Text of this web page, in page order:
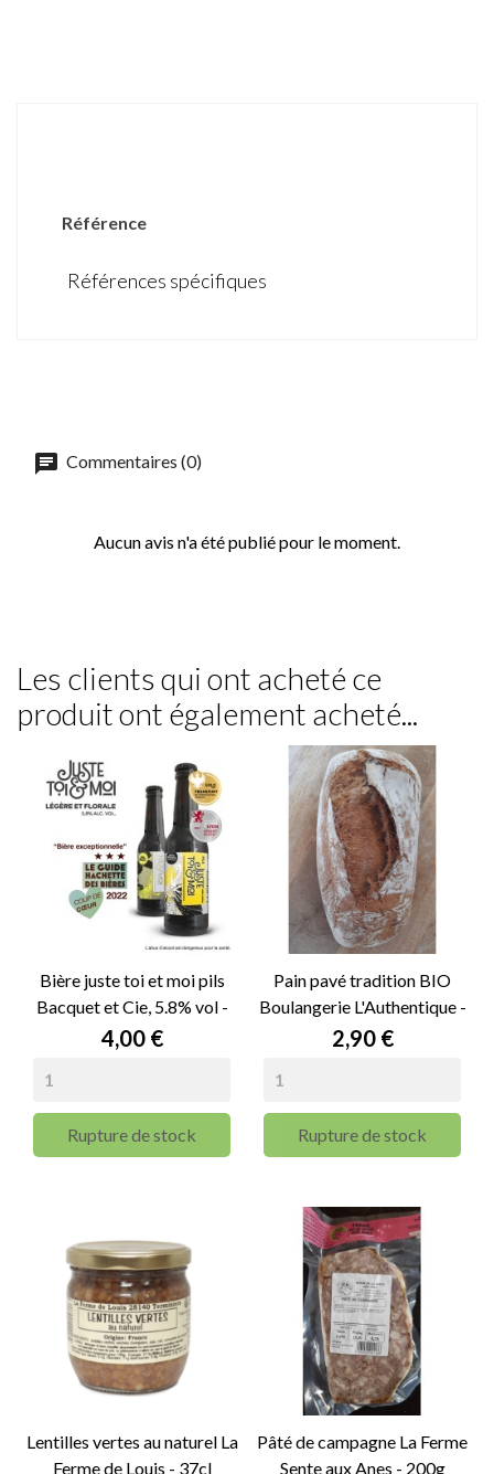
Référence
Références spécifiques
Commentaires (0)
Aucun avis n'a été publié pour le moment.
Les clients qui ont acheté ce
produit ont également acheté...
Bière juste toi et moi pils
Bacquet et Cie, 5.8% vol -
33cl
Prix
4,00 €
Rupture de stock
Pain pavé tradition BIO
Boulangerie L'Authentique -
400g
Prix
2,90 €
Rupture de stock
Lentilles vertes au naturel La
Ferme de Louis - 37cl
Pâté de campagne La Ferme
Sente aux Anes - 200g